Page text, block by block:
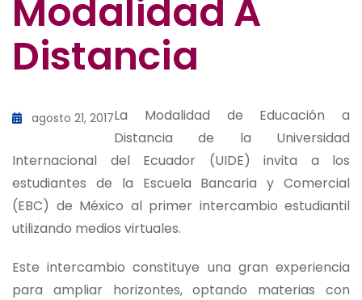
Modalidad A
Distancia
agosto 21, 2017La Modalidad de Educación a
Distancia de la Universidad
Internacional del Ecuador (UIDE) invita a los
estudiantes de la Escuela Bancaria y Comercial
(EBC) de México al primer intercambio estudiantil
utilizando medios virtuales.
Este intercambio constituye una gran experiencia
para ampliar horizontes, optando materias con